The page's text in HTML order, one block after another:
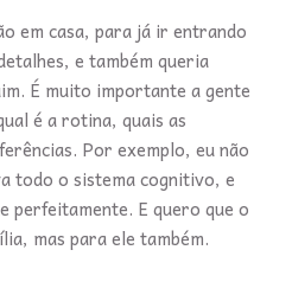
em casa, para já ir entrando
e também queria
É muito importante a gente
é a rotina, quais as
Por exemplo, eu não
todo o sistema cognitivo, e
perfeitamente. E quero que o
mas para ele também.